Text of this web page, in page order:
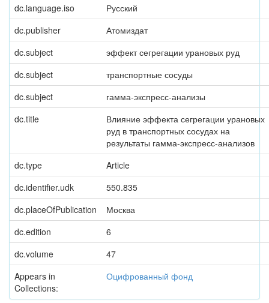
dc.language.iso
Русский
dc.publisher
Атомиздат
dc.subject
эффект сегрегации урановых руд
dc.subject
транспортные сосуды
dc.subject
гамма-экспресс-анализы
dc.title
Влияние эффекта сегрегации урановых
руд в транспортных сосудах на
результаты гамма-экспресс-анализов
dc.type
Article
dc.identifier.udk
550.835
dc.placeOfPublication
Москва
dc.edition
6
dc.volume
47
Appears in
Collections:
Оцифрованный фонд